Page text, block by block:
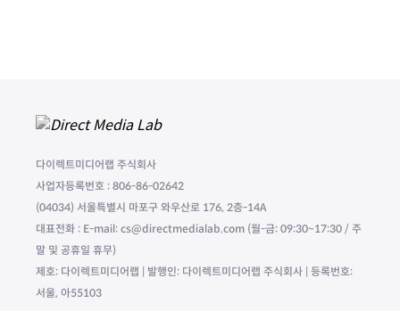
다이렉트미디어랩 주식회사
사업자등록번호 : 806-86-02642
(04034) 서울특별시 마포구 와우산로 176, 2층-14A
대표전화 : E-mail: cs@directmedialab.com (월-금: 09:30~17:30 / 주
말 및 공휴일 휴무)
제호: 다이렉트미디어랩 | 발행인: 다이렉트미디어랩 주식회사 | 등록번호:
서울, 아55103